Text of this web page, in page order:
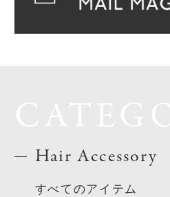
Hair Accessory
すべてのアイテム